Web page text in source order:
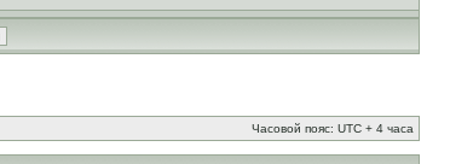
Часовой пояс: UTC + 4 часа